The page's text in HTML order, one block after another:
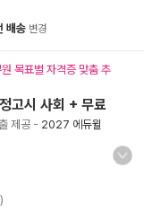
배송 변경
목표별 자격증 맞춤 추
고시 사회 + 무료
제공 - 2027 에듀윌